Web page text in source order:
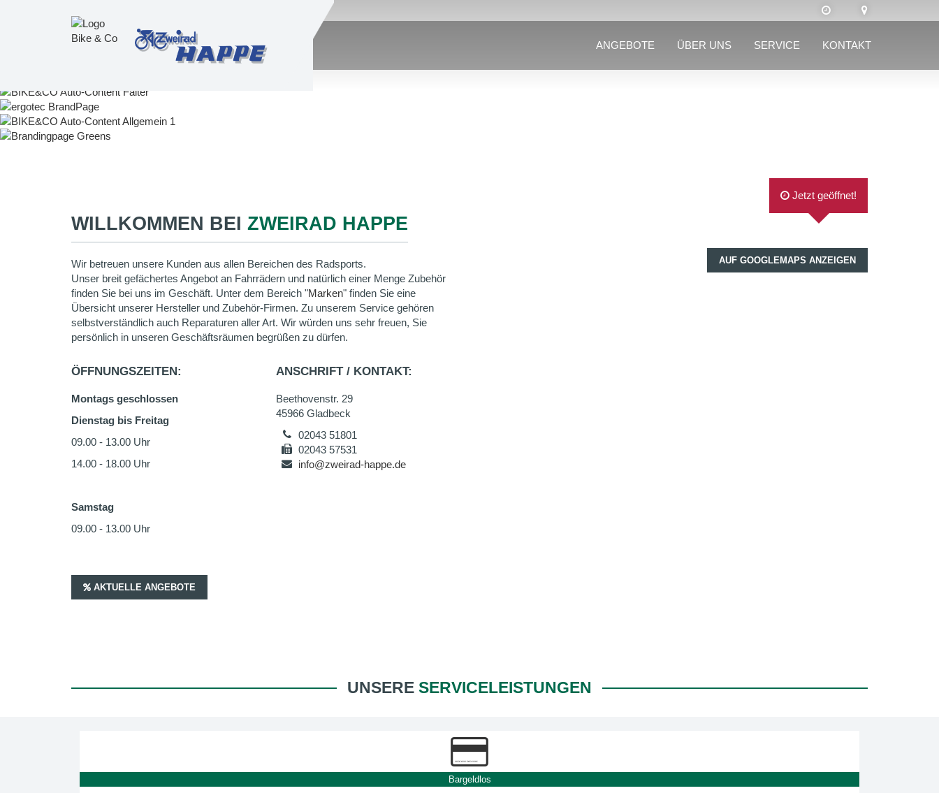
ANGEBOTE ÜBER UNS SERVICE KONTAKT
WILLKOMMEN BEI ZWEIRAD HAPPE
Wir betreuen unsere Kunden aus allen Bereichen des Radsports.
Unser breit gefächertes Angebot an Fahrrädern und natürlich einer Menge Zubehör
finden Sie bei uns im Geschäft. Unter dem Bereich "Marken" finden Sie eine
Übersicht unserer Hersteller und Zubehör-Firmen. Zu unserem Service gehören
selbstverständlich auch Reparaturen aller Art. Wir würden uns sehr freuen, Sie
persönlich in unseren Geschäftsräumen begrüßen zu dürfen.
ÖFFNUNGSZEITEN:
Montags geschlossen
Dienstag bis Freitag
09.00 - 13.00 Uhr
14.00 - 18.00 Uhr
Samstag
09.00 - 13.00 Uhr
ANSCHRIFT / KONTAKT:
Beethovenstr. 29
45966 Gladbeck
02043 51801
02043 57531
info@zweirad-happe.de
AUF GOOGLEMAPS ANZEIGEN
Jetzt geöffnet!
AKTUELLE ANGEBOTE
UNSERE SERVICELEISTUNGEN
Bargeldlos